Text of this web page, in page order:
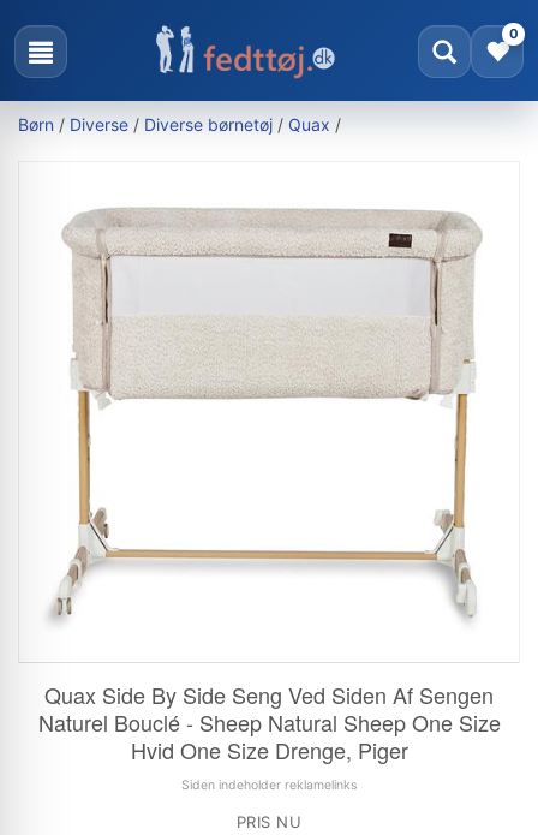
0
Børn / Diverse / Diverse børnetøj / Quax /
Quax Side By Side Seng Ved Siden Af Sengen
Naturel Bouclé - Sheep Natural Sheep One Size
Hvid One Size Drenge, Piger
Siden indeholder reklamelinks
PRIS NU